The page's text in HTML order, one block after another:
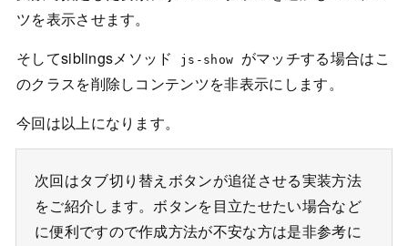
ツを表示させます。
そしてsiblingsメソッド
js-show がマッチする場合はこ
のクラスを削除しコンテンツを非表示にします。
今回は以上になります。
次回はタブ切り替えボタンが追従させる実装方法
をご紹介します。ボタンを目立たせたい場合など
に便利ですので作成方法が不安な方は是非参考に